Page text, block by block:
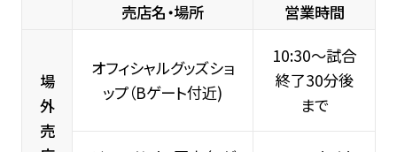
売店名・場所 営業時間
場
外
売
オフィシャルグッズショ
ップ（Bゲート付近)
10:30～試合
終了30分後
まで